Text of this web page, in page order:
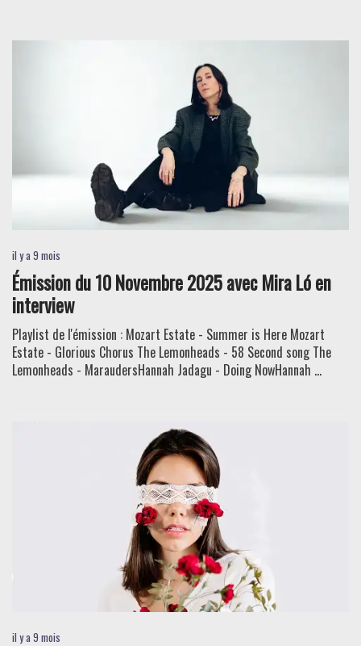
il y a 9 mois
Émission du 10 Novembre 2025 avec Mira Ló en
interview
Playlist de l'émission : Mozart Estate - Summer is Here Mozart
Estate - Glorious Chorus The Lemonheads - 58 Second song The
Lemonheads - MaraudersHannah Jadagu - Doing NowHannah ...
il y a 9 mois